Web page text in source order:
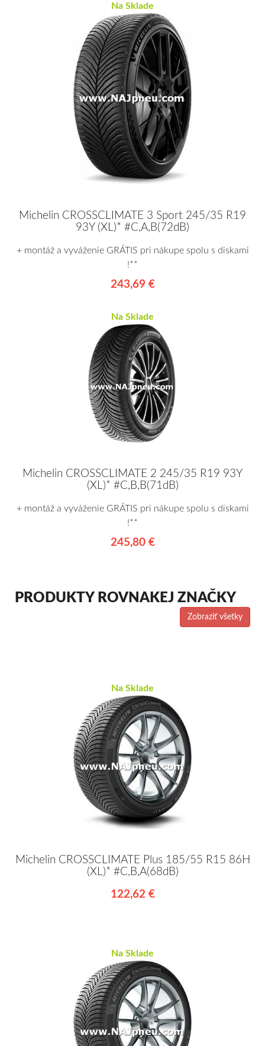
Na Sklade
Michelin CROSSCLIMATE 3 Sport 245/35 R19
93Y (XL)* #C,A,B(72dB)
+ montáž a vyváženie GRÁTIS pri nákupe spolu s diskami
!**
243,69 €
Na Sklade
Michelin CROSSCLIMATE 2 245/35 R19 93Y
(XL)* #C,B,B(71dB)
+ montáž a vyváženie GRÁTIS pri nákupe spolu s diskami
!**
245,80 €
PRODUKTY ROVNAKEJ ZNAČKY
Zobraziť všetky
Na Sklade
Michelin CROSSCLIMATE Plus 185/55 R15 86H
(XL)* #C,B,A(68dB)
122,62 €
Na Sklade